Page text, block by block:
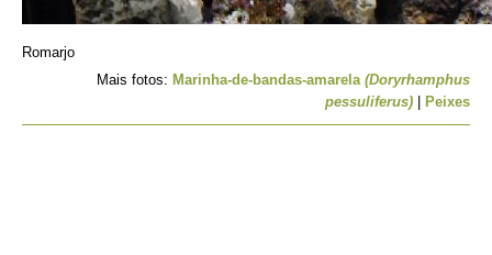
Romarjo
Mais fotos: Marinha-de-bandas-amarela (Doryrhamphus
pessuliferus)
Peixes